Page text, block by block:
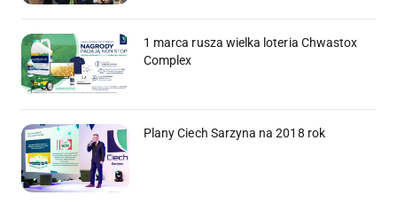
1 marca rusza wielka loteria Chwastox
Complex
Plany Ciech Sarzyna na 2018 rok